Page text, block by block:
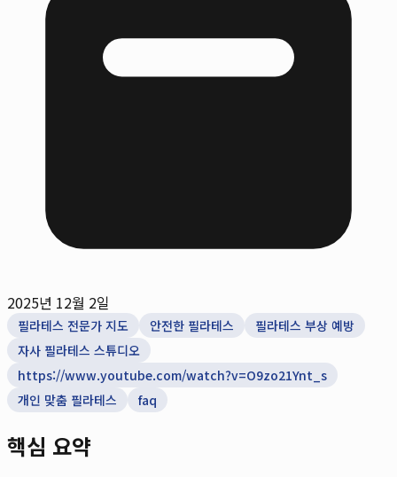
2025년 12월 2일
필라테스 전문가 지도 안전한 필라테스
필라테스 부상 예방
자사 필라테스 스튜디오
https://www.youtube.com/watch?v=O9zo21Ynt_s
개인 맞춤 필라테스
faq
핵심 요약